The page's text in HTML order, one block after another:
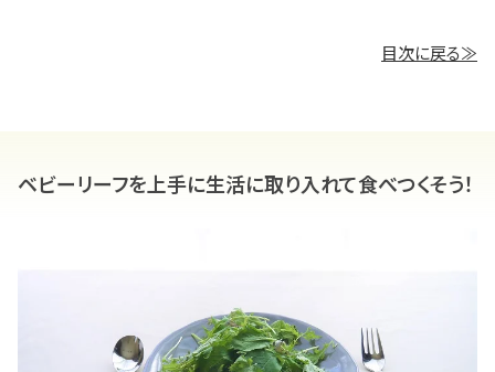
目次に戻る≫
ベビーリーフを上手に生活に取り入れて食べつくそう！